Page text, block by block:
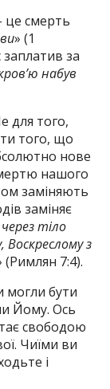
це смерть
» (1
заплатив за
набув
для того,
того, що
нове
нашого
заміняють
заміняє
тіло
з
(Римлян 7:4).
могли бути
Йому. Ось
свободою
Чиїми ви
і